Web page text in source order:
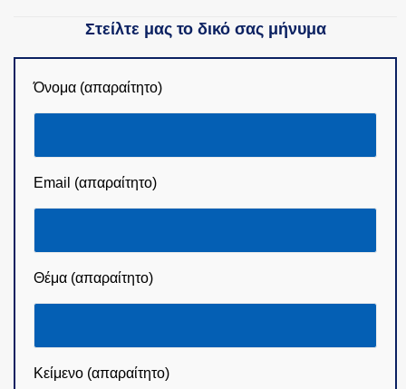
Στείλτε μας το δικό σας μήνυμα
Όνομα (απαραίτητο)
Email (απαραίτητο)
Θέμα (απαραίτητο)
Κείμενο (απαραίτητο)